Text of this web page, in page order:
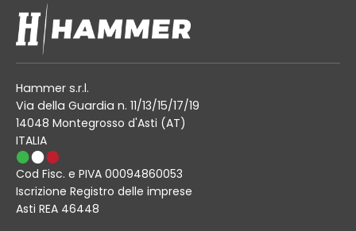
Hammer s.r.l.
Via della Guardia n. 11/13/15/17/19
14048 Montegrosso d'Asti (AT)
ITALIA
Cod Fisc. e PIVA 00094860053
Iscrizione Registro delle imprese
Asti REA 46448